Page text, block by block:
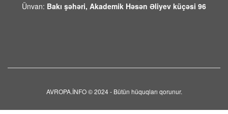
08 AVQUST 2026 / 10:54 11
ziddiyyətləri bir daha üzə çıxardı
Ünvan: Bakı şəhəri, Akademik Həsən Əliyev küçəsi 96
AVROPA.İNFO © 2024 - Bütün hüquqları qorunur.